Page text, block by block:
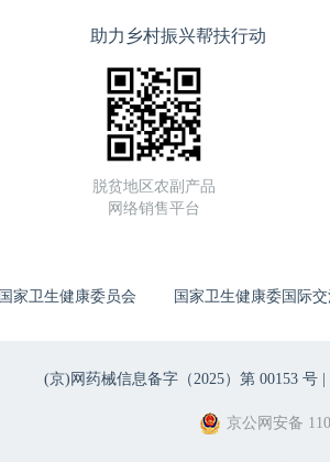
助力乡村振兴帮扶行动
脱贫地区农副产品
网络销售平台
国家卫生健康委员会 国家卫生健康委国际
(京)网药械信息备字（2025）第 00153 号 |
京公网安备